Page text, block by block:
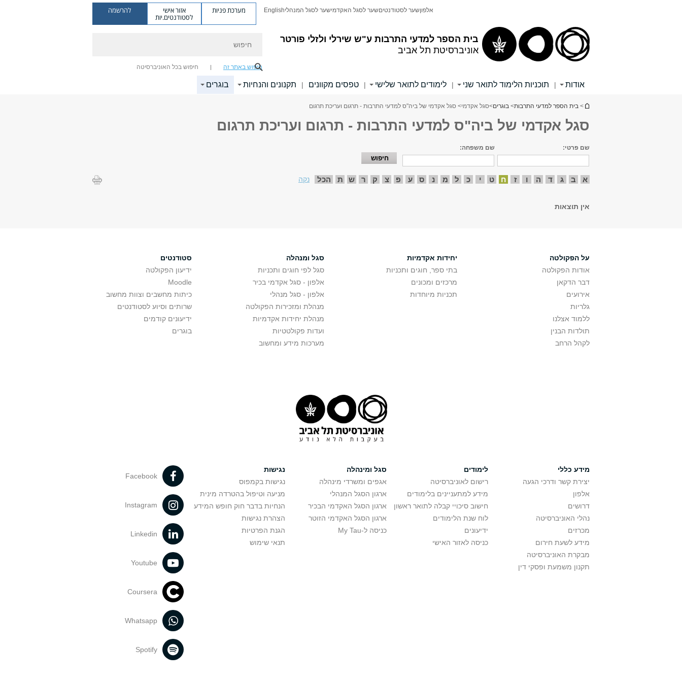
בית הספר למדעי התרבות ע"ש שירלי ולזלי פורטר
אוניברסיטת תל אביב
אלפוןשער לסטודנטיםשער לסגל האקדמישער לסגל המנהליEnglish מערכת פניות אזור אישי
לסטודנטים.יות
להרשמה
חיפוש באתר זה חיפוש בכל האוניברסיטה
אודות | תוכניות הלימוד לתואר שני | לימודים לתואר שלישי | טפסים מקוונים | תקנונים והנחיות בוגרים
הינך נמצא כאן
> בית הספר למדעי התרבות> בוגרים>סגל אקדמי> סגל אקדמי של ביה"ס למדעי התרבות - תרגום ועריכת תרגום
סגל אקדמי של ביה"ס למדעי התרבות - תרגום ועריכת תרגום
שם פרטי: שם משפחה:
א ב ג ד ה ו ז ח ט י כ ל מ נ ס ע פ צ ק ר ש ת הכל נקה
אין תוצאות
על הפקולטה
אודות הפקולטה
דבר הדקאן
אירועים
גלריות
ללמוד אצלנו
תולדות הבנין
לקהל הרחב
יחידות אקדמיות
בתי ספר, חוגים ותכניות
מרכזים ומכונים
תכניות מיוחדות
סגל ומנהלה
סגל לפי חוגים ותכניות
אלפון - סגל אקדמי בכיר
אלפון - סגל מנהלי
מנהלת ומזכירות הפקולטה
מנהלת יחידות אקדמיות
ועדות פקולטטיות
מערכות מידע ומחשוב
סטודנטים
ידיעון הפקולטה
Moodle
כיתות מחשבים וצוות מחשוב
שרותים וסיוע לסטודנטים
ידיעונים קודמים
בוגרים
מידע כללי
יצירת קשר ודרכי הגעה
אלפון
דרושים
נהלי האוניברסיטה
מכרזים
מידע לשעת חירום
מבקרת האוניברסיטה
תקנון משמעת ופסקי דין
לימודים
רישום לאוניברסיטה
מידע למתעניינים בלימודים
חישוב סיכויי קבלה לתואר ראשון
לוח שנת הלימודים
ידיעונים
כניסה לאזור האישי
סגל ומינהלה
אגפים ומשרדי מינהלה
ארגון הסגל המנהלי
ארגון הסגל האקדמי הבכיר
ארגון הסגל האקדמי הזוטר
כניסה ל-My Tau
נגישות
נגישות בקמפוס
מניעה וטיפול בהטרדה מינית
הנחיות בדבר חוק חופש המידע
הצהרת נגישות
הגנת הפרטיות
תנאי שימוש
Facebook
Instagram
Linkedin
Youtube
Coursera
Whatsapp
Spotify